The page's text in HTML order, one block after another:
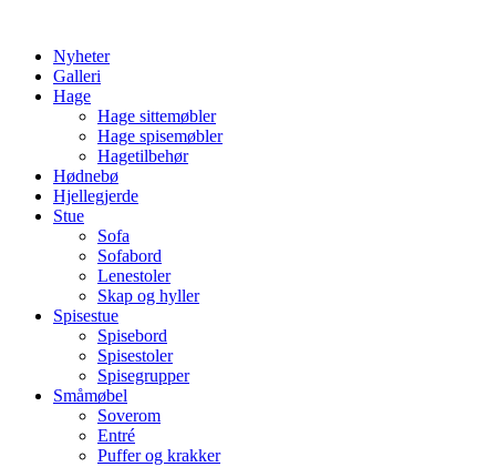
contentNyheter
Galleri
Hage
Hage sittemøbler
Hage spisemøbler
Hagetilbehør
Hødnebø
Hjellegjerde
Stue
Sofa
Sofabord
Lenestoler
Skap og hyller
Spisestue
Spisebord
Spisestoler
Spisegrupper
Småmøbel
Soverom
Entré
Puffer og krakker